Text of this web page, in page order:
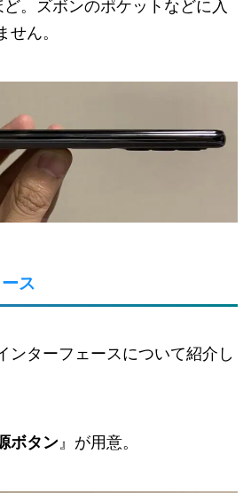
。ズボンのポケットなどに入
ん。
ス
ンターフェースについて紹介し
ボタン 』が用意。